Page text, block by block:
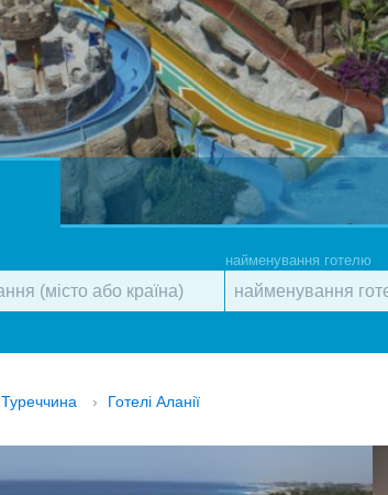
найменування готелю
Туреччина › Готелі Аланії